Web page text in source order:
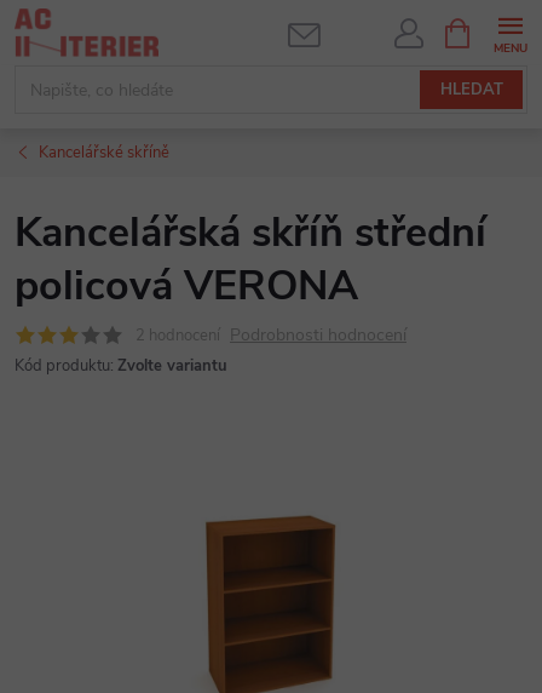
Přejít
na
HLEDAT
NÁKUPNÍ
KOŠÍK
Kancelářské skříně
Kancelářská skříň střední
policová VERONA
2 hodnocení Podrobnosti hodnocení
Kód produktu: Zvolte variantu